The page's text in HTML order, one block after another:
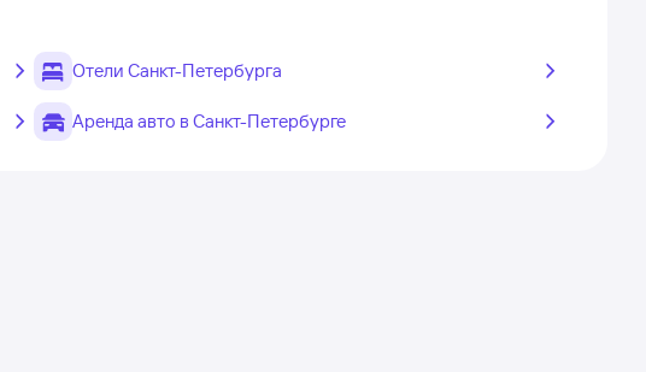
Отели Санкт-Петербурга
Аренда авто в Санкт-Петербурге